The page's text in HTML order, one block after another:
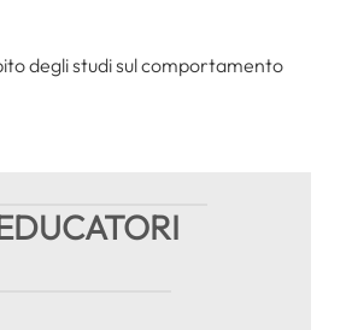
degli studi sul comportamento